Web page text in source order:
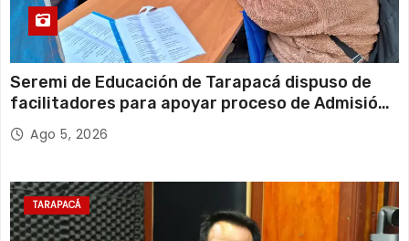
Seremi de Educación de Tarapacá dispuso de
facilitadores para apoyar proceso de Admisión
Escolar 2027
Ago 5, 2026
TARAPACÁ